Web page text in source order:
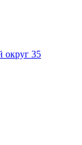
округ 35